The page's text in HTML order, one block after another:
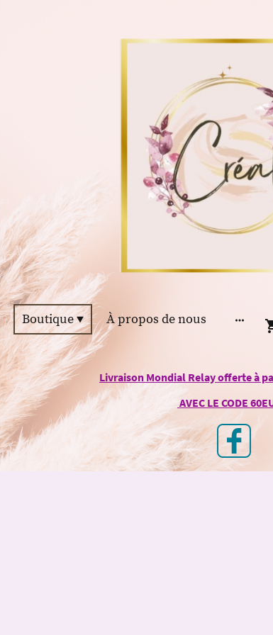
Boutique À propos de nous
Livraison Mondial Relay offerte à
AVEC LE CODE